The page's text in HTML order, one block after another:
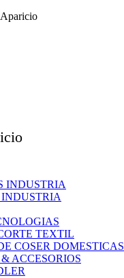
INDUSTRIA
TEXTIL
COSER DOMESTICAS
ACCESORIOS